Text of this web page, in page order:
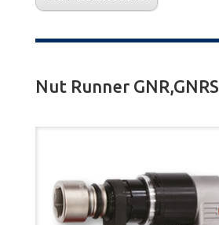
Nut Runner GNR,GNRS